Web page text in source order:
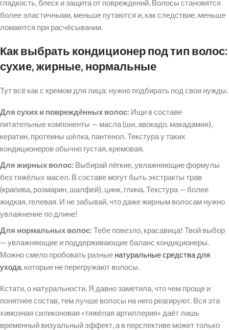
гладкость, блеск и защита от повреждений. Волосы становятся
более эластичными, меньше путаются и, как следствие, меньше
ломаются при расчёсывании.
Как выбрать кондиционер под тип волос:
сухие, жирные, нормальные
Тут всё как с кремом для лица: нужно подбирать под свои нужды.
Для сухих и повреждённых волос: Ищи в составе
питательные компоненты — масла (ши, авокадо, макадамия),
кератин, протеины шёлка, пантенол. Текстура у таких
кондиционеров обычно густая, кремовая.
Для жирных волос: Выбирай лёгкие, увлажняющие формулы
без тяжёлых масел. В составе могут быть экстракты трав
(крапива, розмарин, шалфей), цинк, глина. Текстура — более
жидкая, гелевая. И не забывай, что даже жирным волосам нужно
увлажнение по длине!
Для нормальных волос: Тебе повезло, красавица! Твой выбор
— увлажняющие и поддерживающие баланс кондиционеры.
Можно смело пробовать разные натуральные средства для
ухода, которые не перегружают волосы.
Кстати, о натуральности. Я давно заметила, что чем проще и
понятнее состав, тем лучше волосы на него реагируют. Вся эта
химозная силиконовая «тяжёлая артиллерия» даёт лишь
временный визуальный эффект, а в перспективе может только